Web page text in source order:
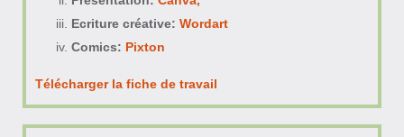
Ecriture créative: Wordart
Comics: Pixton
Télécharger la fiche de travail